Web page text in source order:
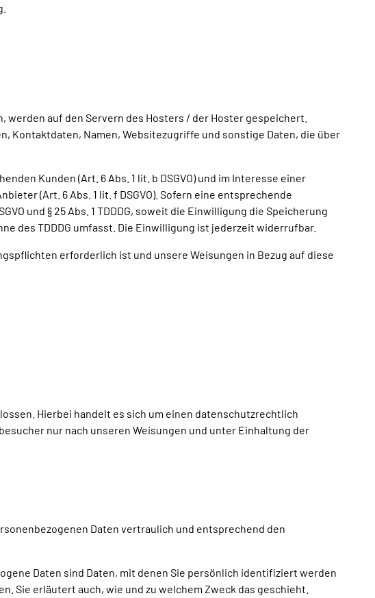
auf den Servern des Hosters / der Hoster gespeichert.
Kontaktdaten, Namen, Websitezugriffe und sonstige Daten, die über
Kunden (Art. 6 Abs. 1 lit. b DSGVO) und im Interesse einer
(Art. 6 Abs. 1 lit. f DSGVO). Sofern eine entsprechende
und § 25 Abs. 1 TDDDG, soweit die Einwilligung die Speicherung
des TDDDG umfasst. Die Einwilligung ist jederzeit widerrufbar.
erforderlich ist und unsere Weisungen in Bezug auf diese
Hierbei handelt es sich um einen datenschutzrechtlich
nur nach unseren Weisungen und unter Einhaltung der
Daten vertraulich und entsprechend den
Daten sind Daten, mit denen Sie persönlich identifiziert werden
Sie erläutert auch, wie und zu welchem Zweck das geschieht.